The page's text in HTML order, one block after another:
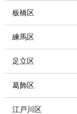
板橋区
練馬区
足立区
葛飾区
江戸川区